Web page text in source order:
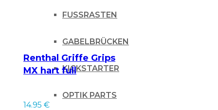
FUSSRASTEN
GABELBRÜCKEN
KICKSTARTER
OPTIK PARTS
Renthal Griffe Grips
MX hart full
14.95 €